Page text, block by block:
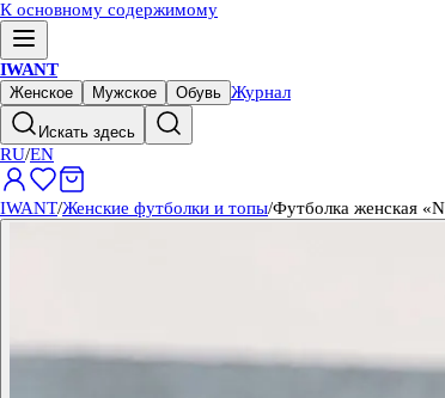
К основному содержимому
IWANT
Женское Мужское Обувь Журнал
Искать здесь
RU/EN
IWANT/Женские футболки и топы/Футболка женская